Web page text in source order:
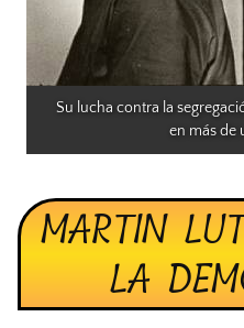
Su lucha contra la
en más de
MARTIN
LA